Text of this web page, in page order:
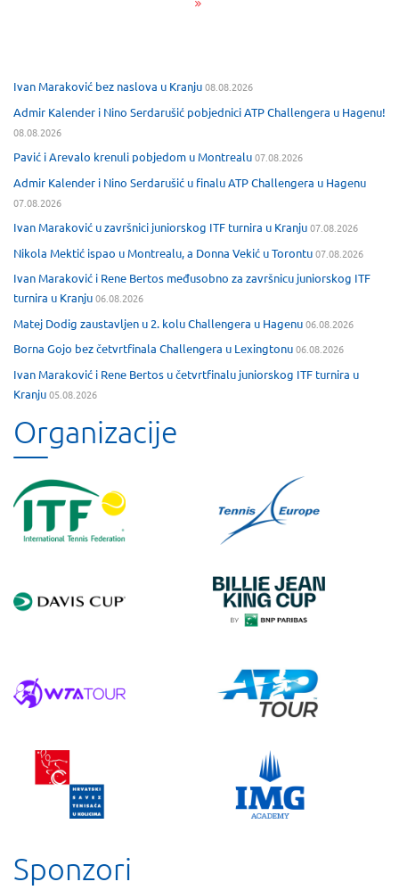
Ivan Maraković bez naslova u Kranju08.08.2026
Admir Kalender i Nino Serdarušić pobjednici ATP Challengera u Hagenu!
08.08.2026
Pavić i Arevalo krenuli pobjedom u Montrealu07.08.2026
Admir Kalender i Nino Serdarušić u finalu ATP Challengera u Hagenu
07.08.2026
Ivan Maraković u završnici juniorskog ITF turnira u Kranju07.08.2026
Nikola Mektić ispao u Montrealu, a Donna Vekić u Torontu07.08.2026
Ivan Maraković i Rene Bertos međusobno za završnicu juniorskog ITF
turnira u Kranju06.08.2026
Matej Dodig zaustavljen u 2. kolu Challengera u Hagenu06.08.2026
Borna Gojo bez četvrtfinala Challengera u Lexingtonu06.08.2026
Ivan Maraković i Rene Bertos u četvrtfinalu juniorskog ITF turnira u
Kranju05.08.2026
Organizacije
Sponzori